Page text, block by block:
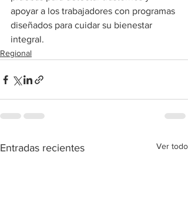
apoyar a los trabajadores con programas
diseñados para cuidar su bienestar
integral.
Regional
Entradas recientes Ver todo